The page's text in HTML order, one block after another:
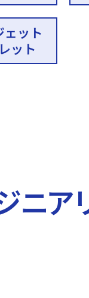
ェット
ット
ニア